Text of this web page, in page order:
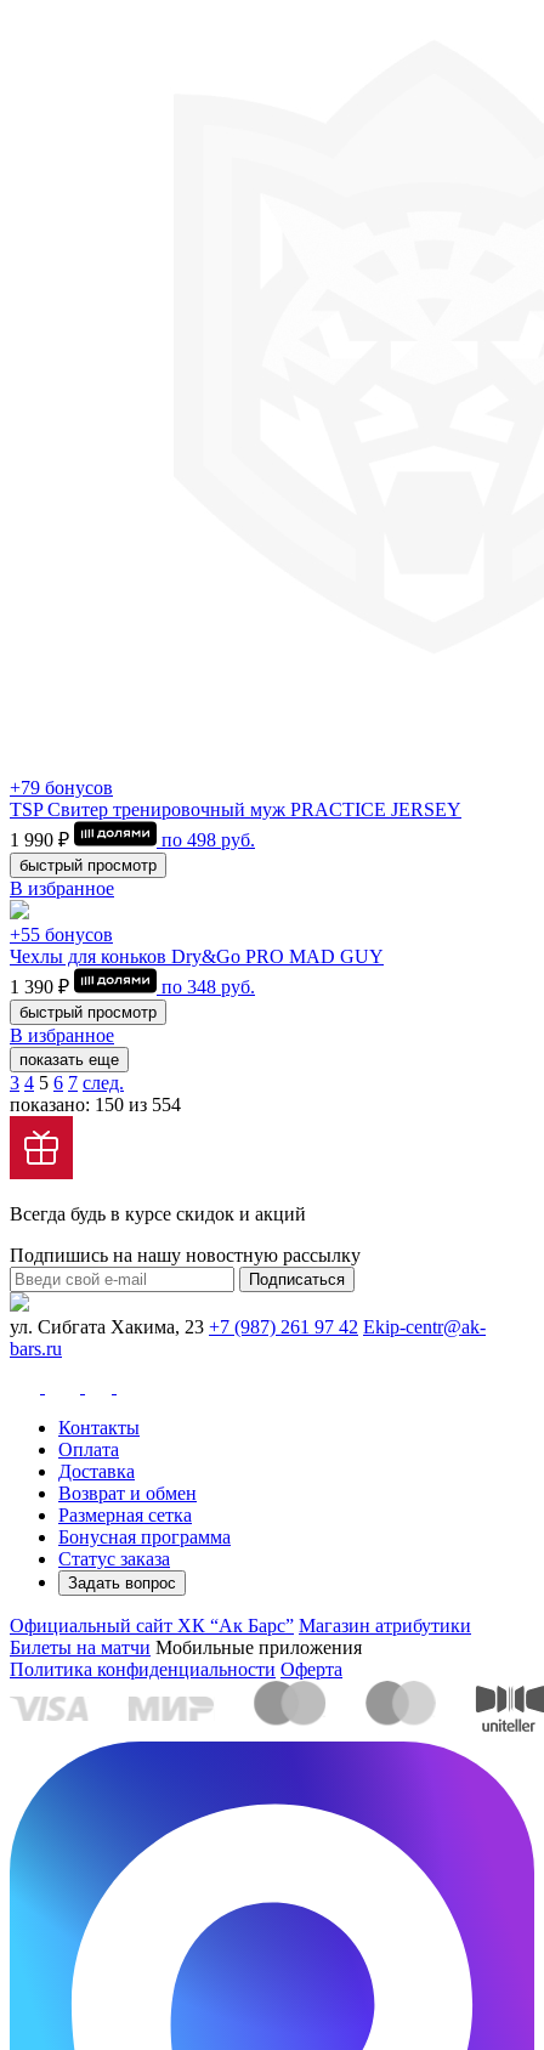
+79 бонусов
TSP Свитер тренировочный муж PRACTICE JERSEY
1 990 ₽
по 498 руб.
быстрый просмотр
В избранное
+55 бонусов
Чехлы для коньков Dry&Go PRO MAD GUY
1 390 ₽
по 348 руб.
быстрый просмотр
В избранное
показать еще
3 4 5 6 7 след.
показано: 150 из 554
Всегда будь в курсе скидок и акций
Подпишись на нашу новостную рассылку
Подписаться
ул. Сибгата Хакима, 23 +7 (987) 261 97 42 Ekip-centr@ak-
bars.ru
Контакты
Оплата
Доставка
Возврат и обмен
Размерная сетка
Бонусная программа
Статус заказа
Задать вопрос
Официальный сайт ХК “Ак Барс” Магазин атрибутики
Билеты на матчи Мобильные приложения
Политика конфиденциальности Оферта